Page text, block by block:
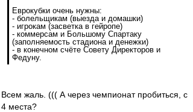
Еврокубки очень нужны:
- болельщикам (выезда и домашки)
- игрокам (засветка в гейропе)
- коммерсам и Большому Спартаку
(заполняемость стадиона и денежки)
- в конечном счёте Совету Директоров и
Федуну.
Всем жаль. ((( А через чемпионат пробиться, с
4 места?